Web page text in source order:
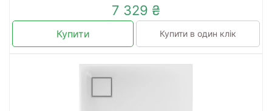
7 329 ₴
Купити Купити в один клік